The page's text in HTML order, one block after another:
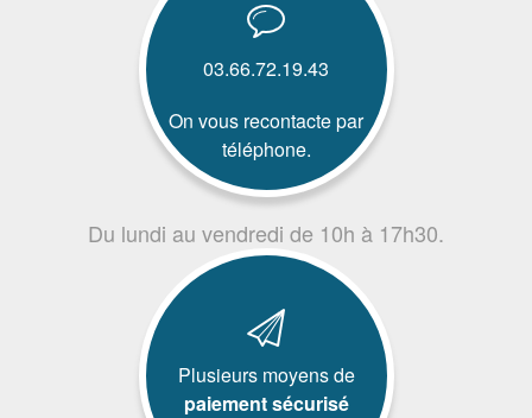
03.66.72.19.43
On vous recontacte par
téléphone.
Du lundi au vendredi de 10h à 17h30.
Plusieurs moyens de
paiement sécurisé